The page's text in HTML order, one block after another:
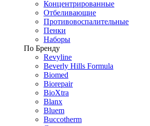
Концентрированные
Отбеливающие
Противовоспалительные
Пенки
Наборы
По Бренду
Revyline
Beverly Hills Formula
Biomed
Biorepair
BioXtra
Blanx
Bluem
Buccotherm